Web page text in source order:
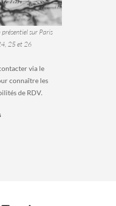
présentiel sur Paris
25 et 26
via le
connaître les
de RDV.